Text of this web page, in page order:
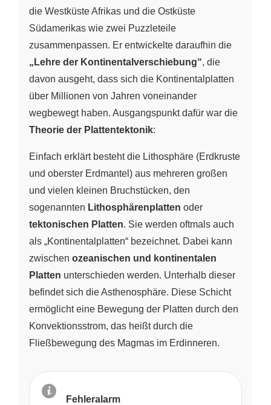
die Westküste Afrikas und die Ostküste
Südamerikas wie zwei Puzzleteile
zusammenpassen. Er entwickelte daraufhin die
„Lehre der Kontinentalverschiebung“, die
davon ausgeht, dass sich die Kontinentalplatten
über Millionen von Jahren voneinander
wegbewegt haben. Ausgangspunkt dafür war die
Theorie der Plattentektonik:
Einfach erklärt besteht die Lithosphäre (Erdkruste
und oberster Erdmantel) aus mehreren großen
und vielen kleinen Bruchstücken, den
sogenannten Lithosphärenplatten oder
tektonischen Platten. Sie werden oftmals auch
als „Kontinentalplatten“ bezeichnet. Dabei kann
zwischen ozeanischen und kontinentalen
Platten unterschieden werden. Unterhalb dieser
befindet sich die Asthenosphäre. Diese Schicht
ermöglicht eine Bewegung der Platten durch den
Konvektionsstrom, das heißt durch die
Fließbewegung des Magmas im Erdinneren.
Fehleralarm